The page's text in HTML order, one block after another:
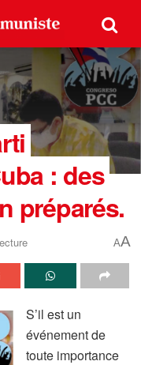
: des
préparés.
AA
S’il est un
événement de
toute importance